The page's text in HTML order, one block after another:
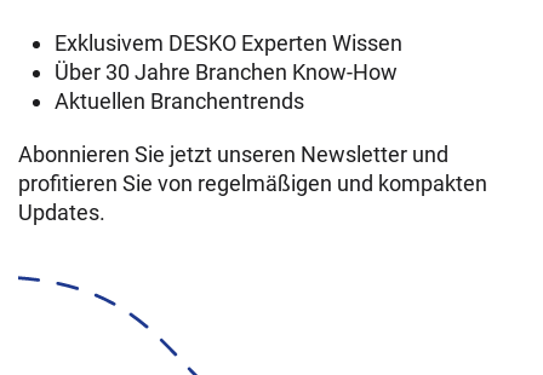
Exklusivem DESKO Experten Wissen
Über 30 Jahre Branchen Know-How
Aktuellen Branchentrends
Abonnieren Sie jetzt unseren Newsletter und
profitieren Sie von regelmäßigen und kompakten
Updates.